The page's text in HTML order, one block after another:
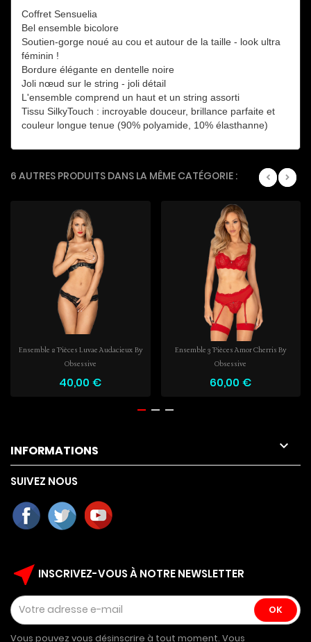
Coffret Sensuelia
Bel ensemble bicolore
Soutien-gorge noué au cou et autour de la taille - look ultra
féminin !
Bordure élégante en dentelle noire
Joli nœud sur le string - joli détail
L'ensemble comprend un haut et un string assorti
Tissu SilkyTouch : incroyable douceur, brillance parfaite et
couleur longue tenue (90% polyamide, 10% élasthanne)
6 AUTRES PRODUITS DANS LA MÊME CATÉGORIE :
Ensemble 2 Pièces Luvae Audacieux By
Obsessive
40,00 €
Ensemble 3 Pièces Amor Cherris By
Obsessive
60,00 €
INFORMATIONS 
SUIVEZ NOUS
near_me INSCRIVEZ-VOUS À NOTRE NEWSLETTER
Vous pouvez vous désinscrire à tout moment. Vous